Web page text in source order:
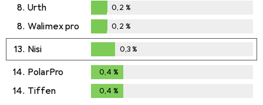
8. Urth
0,2%
0,2 %
8. Walimex pro
0,2%
0,2 %
13. Nisi
0,3%
0,3%
14. PolarPro 0,4 %
14. Tiffen 0,4 %